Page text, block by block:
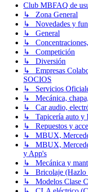
Club MBFAQ de
↳ Zona General
↳ Novedades y
↳ General
↳
↳ Competición
↳ Diversión
↳ Empresas
SOCIOS
↳ Servicios
↳ Mecánica,
↳ Car audio,
↳ Tapicería auto y
↳ Repuestos y
↳ MBUX,
↳ MBUX,
y App's
↳ Mecánica y
↳ Bricolaje (Hazlo
↳ Modelos Clase